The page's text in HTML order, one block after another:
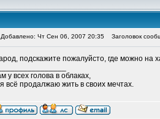
Добавлено: Чт Сен 06, 2007 20:35 Заголовок
подскажите пожалуйсто, где можно на
у всех голова в облаках,
всё продалжаю жить в своих мечтах.